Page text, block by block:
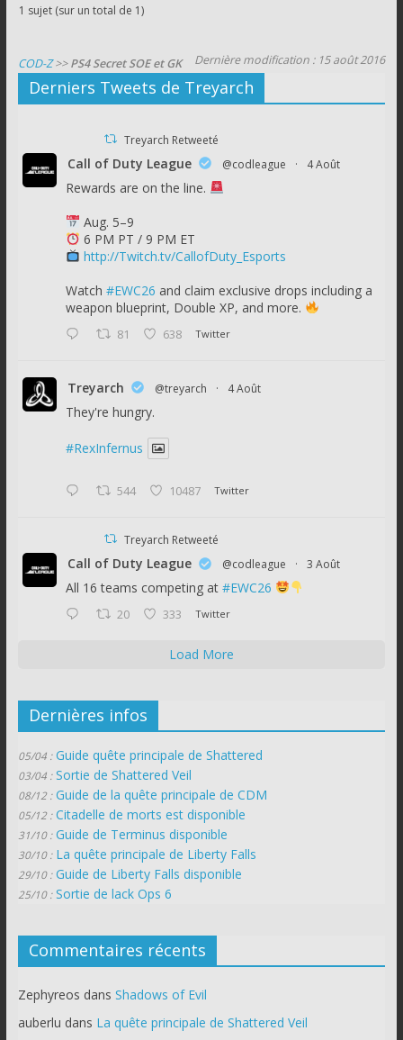
1 sujet (sur un total de 1)
Dernière modification : 15 août 2016
COD-Z>>PS4 Secret SOE et GK
Derniers Tweets de Treyarch
Treyarch Retweeté
Call of Duty League @codleague · 4 Août
Rewards are on the line.
Aug. 5–9
6 PM PT / 9 PM ET
http://Twitch.tv/CallofDuty_Esports
Watch #EWC26 and claim exclusive drops including a
weapon blueprint, Double XP, and more.
81 638 Twitter
Treyarch @treyarch · 4 Août
They're hungry.
#RexInfernus
544 10487 Twitter
Treyarch Retweeté
Call of Duty League @codleague · 3 Août
All 16 teams competing at #EWC26
20 333 Twitter
Load More
Dernières infos
05/04 : Guide quête principale de Shattered
03/04 : Sortie de Shattered Veil
08/12 : Guide de la quête principale de CDM
05/12 : Citadelle de morts est disponible
31/10 : Guide de Terminus disponible
30/10 : La quête principale de Liberty Falls
29/10 : Guide de Liberty Falls disponible
25/10 : Sortie de lack Ops 6
Commentaires récents
Zephyreos dans Shadows of Evil
auberlu dans La quête principale de Shattered Veil